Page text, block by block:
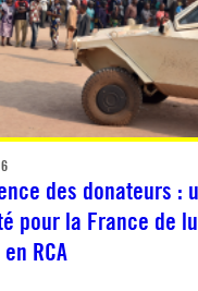
des donateurs :
pour la France de
RCA